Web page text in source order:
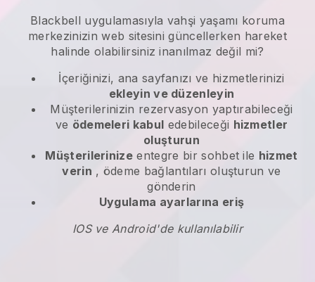
Blackbell uygulamasıyla vahşi yaşamı koruma
merkezinizin web sitesini güncellerken hareket
halinde olabilirsiniz inanılmaz değil mi?
İçeriğinizi, ana sayfanızı ve hizmetlerinizi
ekleyin ve düzenleyin
Müşterilerinizin rezervasyon yaptırabileceği
ve ödemeleri kabul edebileceği hizmetler
oluşturun
Müşterilerinize entegre bir sohbet ile hizmet
verin , ödeme bağlantıları oluşturun ve
gönderin
Uygulama ayarlarına eriş
IOS ve Android'de kullanılabilir